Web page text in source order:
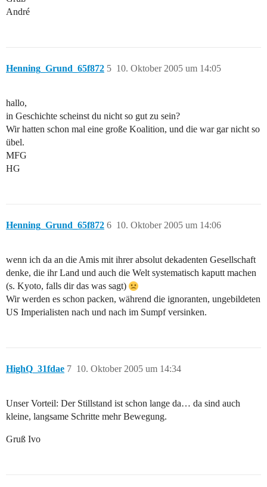
André
Henning_Grund_65f872 10. Oktober 2005 um 14:05
5
hallo,
in Geschichte scheinst du nicht so gut zu sein?
Wir hatten schon mal eine große Koalition, und die war gar nicht so
übel.
MFG
HG
Henning_Grund_65f872 10. Oktober 2005 um 14:06
6
wenn ich da an die Amis mit ihrer absolut dekadenten Gesellschaft
denke, die ihr Land und auch die Welt systematisch kaputt machen
(s. Kyoto, falls dir das was sagt)
Wir werden es schon packen, während die ignoranten, ungebildeten
US Imperialisten nach und nach im Sumpf versinken.
HighQ_31fdae 10. Oktober 2005 um 14:34
7
Unser Vorteil: Der Stillstand ist schon lange da… da sind auch
kleine, langsame Schritte mehr Bewegung.
Gruß Ivo